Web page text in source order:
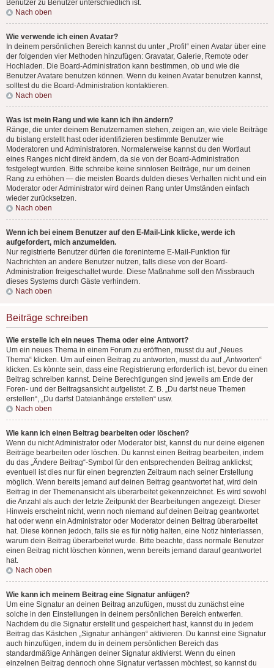
Benutzer zu Benutzer unterschiedlich ist.
Nach oben
Wie verwende ich einen Avatar?
In deinem persönlichen Bereich kannst du unter „Profil“ einen Avatar über eine
der folgenden vier Methoden hinzufügen: Gravatar, Galerie, Remote oder
Hochladen. Die Board-Administration kann bestimmen, ob und wie die
Benutzer Avatare benutzen können. Wenn du keinen Avatar benutzen kannst,
solltest du die Board-Administration kontaktieren.
Nach oben
Was ist mein Rang und wie kann ich ihn ändern?
Ränge, die unter deinem Benutzernamen stehen, zeigen an, wie viele Beiträge
du bislang erstellt hast oder identifizieren bestimmte Benutzer wie
Moderatoren und Administratoren. Normalerweise kannst du den Wortlaut
eines Ranges nicht direkt ändern, da sie von der Board-Administration
festgelegt wurden. Bitte schreibe keine sinnlosen Beiträge, nur um deinen
Rang zu erhöhen — die meisten Boards dulden dieses Verhalten nicht und ein
Moderator oder Administrator wird deinen Rang unter Umständen einfach
wieder zurücksetzen.
Nach oben
Wenn ich bei einem Benutzer auf den E-Mail-Link klicke, werde ich
aufgefordert, mich anzumelden.
Nur registrierte Benutzer dürfen die foreninterne E-Mail-Funktion für
Nachrichten an andere Benutzer nutzen, falls diese von der Board-
Administration freigeschaltet wurde. Diese Maßnahme soll den Missbrauch
dieses Systems durch Gäste verhindern.
Nach oben
Beiträge schreiben
Wie erstelle ich ein neues Thema oder eine Antwort?
Um ein neues Thema in einem Forum zu eröffnen, musst du auf „Neues
Thema“ klicken. Um auf einen Beitrag zu antworten, musst du auf „Antworten“
klicken. Es könnte sein, dass eine Registrierung erforderlich ist, bevor du einen
Beitrag schreiben kannst. Deine Berechtigungen sind jeweils am Ende der
Foren- und der Beitragsansicht aufgelistet. Z. B. „Du darfst neue Themen
erstellen“, „Du darfst Dateianhänge erstellen“ usw.
Nach oben
Wie kann ich einen Beitrag bearbeiten oder löschen?
Wenn du nicht Administrator oder Moderator bist, kannst du nur deine eigenen
Beiträge bearbeiten oder löschen. Du kannst einen Beitrag bearbeiten, indem
du das „Ändere Beitrag“-Symbol für den entsprechenden Beitrag anklickst;
eventuell ist dies nur für einen begrenzten Zeitraum nach seiner Erstellung
möglich. Wenn bereits jemand auf deinen Beitrag geantwortet hat, wird dein
Beitrag in der Themenansicht als überarbeitet gekennzeichnet. Es wird sowohl
die Anzahl als auch der letzte Zeitpunkt der Bearbeitungen angezeigt. Dieser
Hinweis erscheint nicht, wenn noch niemand auf deinen Beitrag geantwortet
hat oder wenn ein Administrator oder Moderator deinen Beitrag überarbeitet
hat. Diese können jedoch, falls sie es für nötig halten, eine Notiz hinterlassen,
warum dein Beitrag überarbeitet wurde. Bitte beachte, dass normale Benutzer
einen Beitrag nicht löschen können, wenn bereits jemand darauf geantwortet
hat.
Nach oben
Wie kann ich meinem Beitrag eine Signatur anfügen?
Um eine Signatur an deinen Beitrag anzufügen, musst du zunächst eine
solche in den Einstellungen in deinem persönlichen Bereich entwerfen.
Nachdem du die Signatur erstellt und gespeichert hast, kannst du in jedem
Beitrag das Kästchen „Signatur anhängen“ aktivieren. Du kannst eine Signatur
auch hinzufügen, indem du in deinem persönlichen Bereich das
standardmäßige Anhängen deiner Signatur aktivierst. Wenn du einen
einzelnen Beitrag dennoch ohne Signatur verfassen möchtest, so kannst du